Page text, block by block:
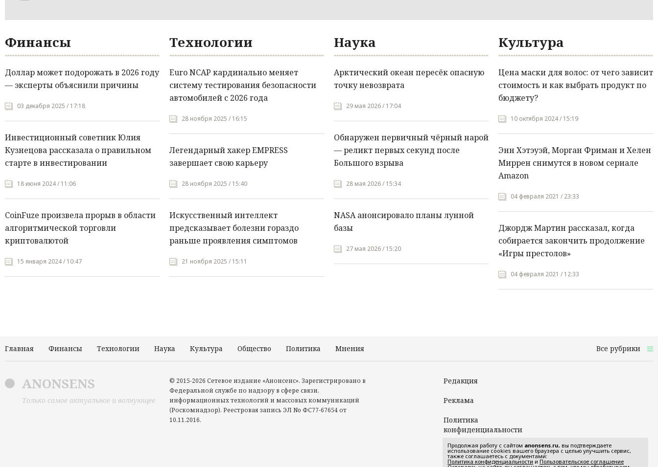
Финансы
Доллар может подорожать в 2026 году
— эксперты объяснили причины
03 декабря 2025 / 17:18
Инвестиционный советник Юлия
Кузнецова рассказала о правильном
старте в инвестировании
18 июня 2024 / 11:06
CoinFuze произвела прорыв в области
алгоритмической торговли
криптовалютой
15 января 2024 / 10:47
Технологии
Euro NCAP кардинально меняет
систему тестирования безопасности
автомобилей с 2026 года
28 ноября 2025 / 16:15
Легендарный хакер EMPRESS
завершает свою карьеру
28 ноября 2025 / 15:40
Искусственный интеллект
предсказывает болезни гораздо
раньше проявления симптомов
21 ноября 2025 / 15:11
Наука
Арктический океан пересёк опасную
точку невозврата
29 мая 2026 / 17:04
Обнаружен первичный чёрный нарой
— реликт первых секунд после
Большого взрыва
28 мая 2026 / 15:34
NASA анонсировало планы лунной
базы
27 мая 2026 / 15:20
Культура
Цена маски для волос: от чего зависит
стоимость и как выбрать продукт по
бюджету?
10 октября 2024 / 15:19
Энн Хэтэуэй, Морган Фриман и Хелен
Миррен снимутся в новом сериале
Amazon
04 февраля 2021 / 23:33
Джордж Мартин рассказал, когда
собирается закончить продолжение
«Игры престолов»
04 февраля 2021 / 12:33
Главная Финансы Технологии Наука Культура Общество Политика Мнения Все рубрики
ANONSENS
Только самое актуальное и волнующее
© 2015-2026 Сетевое издание «Анонсенс». Зарегистрировано в
Федеральной службе по надзору в сфере связи,
информационных технологий и массовых коммуникаций
(Роскомнадзор). Реестровая запись ЭЛ No ФС77-67654 от
10.11.2016.
Редакция
Реклама
Политика
конфиденциальности
Пользовательское
соглашение
Продолжая работу с сайтом anonsens.ru, вы подтверждаете
использование cookies вашего браузера с целью улучшить сервис,
также соглашаетесь с документами:
Политика конфиденциальности и Пользовательское соглашение